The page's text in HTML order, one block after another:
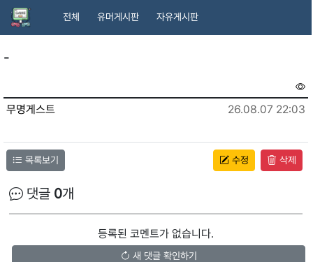
전체 유머게시판 자유게시판
-
무명게스트 26.08.07 22:03
목록보기 수정 삭제
댓글 0개
등록된 코멘트가 없습니다.
새 댓글 확인하기